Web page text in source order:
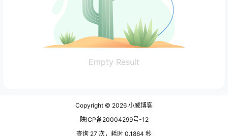
Empty Result
Copyright © 2026 小威博客
陕ICP备20004299号-12
查询 27 次，耗时 0.1864 秒